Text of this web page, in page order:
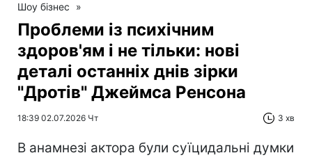
Шоу бізнес »
Проблеми із психічним
здоров'ям і не тільки: нові
деталі останніх днів зірки
"Дротів" Джеймса Ренсона
18:39 02.07.2026 Чт 3 хв
В анамнезі актора були суїцидальні думки